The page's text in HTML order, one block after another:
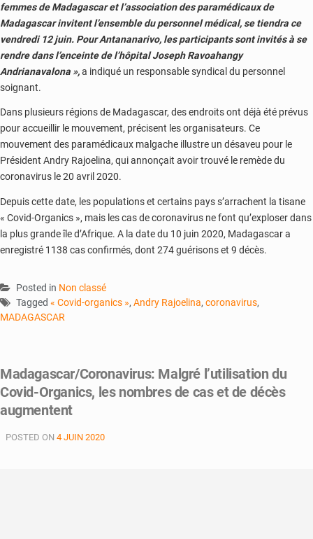
femmes de Madagascar et l’association des paramédicaux de
Madagascar invitent l’ensemble du personnel médical, se tiendra ce
vendredi 12 juin. Pour Antananarivo, les participants sont invités à se
rendre dans l’enceinte de l’hôpital Joseph Ravoahangy
Andrianavalona »,a indiqué un responsable syndical du personnel
soignant.
Dans plusieurs régions de Madagascar, des endroits ont déjà été prévus
pour accueillir le mouvement, précisent les organisateurs. Ce
mouvement des paramédicaux malgache illustre un désaveu pour le
Président Andry Rajoelina, qui annonçait avoir trouvé le remède du
coronavirus le 20 avril 2020.
Depuis cette date, les populations et certains pays s’arrachent la tisane
« Covid-Organics », mais les cas de coronavirus ne font qu’exploser dans
la plus grande île d’Afrique. A la date du 10 juin 2020, Madagascar a
enregistré 1138 cas confirmés, dont 274 guérisons et 9 décès.
Posted in Non classé
Tagged « Covid-organics », Andry Rajoelina, coronavirus,
MADAGASCAR
Madagascar/Coronavirus: Malgré l’utilisation du
Covid-Organics, les nombres de cas et de décès
augmentent
POSTED ON 4 JUIN 2020